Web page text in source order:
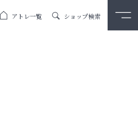
アトレ一覧 ショップ検索